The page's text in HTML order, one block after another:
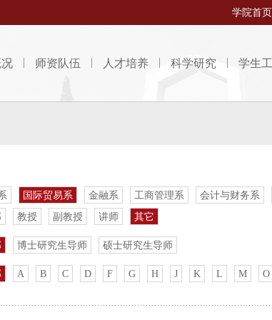
学院首页
师资队伍 人才培养 科学研究 学生
国际贸易系 金融系 工商管理系 会计与财务系
教授 副教授 讲师 其它
博士研究生导师 硕士研究生导师
A B C D F G H J K L M O